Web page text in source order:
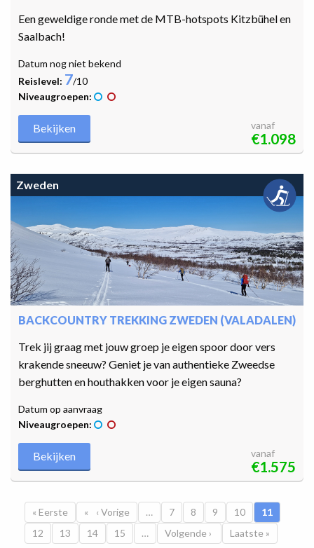
Een geweldige ronde met de MTB-hotspots Kitzbühel en
Saalbach!
Datum nog niet bekend
Reislevel: 7/10
Niveaugroepen:
Bekijken vanaf
€1.098
Zweden
BACKCOUNTRY TREKKING ZWEDEN (VALADALEN)
Trek jij graag met jouw groep je eigen spoor door vers
krakende sneeuw? Geniet je van authentieke Zweedse
berghutten en houthakken voor je eigen sauna?
Datum op aanvraag
Niveaugroepen:
Bekijken vanaf
€1.575
Paginatie
Eerste pagina
« Eerste Vorige pagina
‹ Vorige … Pagina
7 Pagina
8 Pagina
9 Pagina
10 Huidige
11
Pagina
12 Pagina
13 Pagina
14 Pagina
15 … Volgende pagina
Volgende › Laatste pagina
Laatste »